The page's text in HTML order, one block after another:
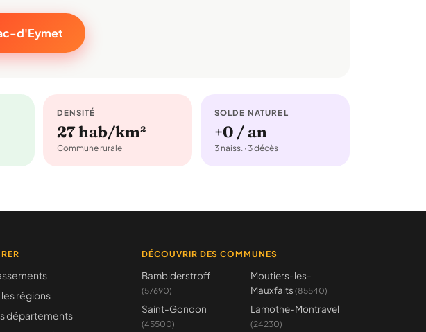
d'Eymet
DENSITÉ
27 hab/km²
Commune rurale
SOLDE NATUREL
+0 / an
3 naiss. · 3 décès
régions
départements
DÉCOUVRIR DES COMMUNES
Bambiderstroff
(57690)
Moutiers-les-
Mauxfaits (85540)
Saint-Gondon
(45500)
Lamothe-Montravel
(24230)